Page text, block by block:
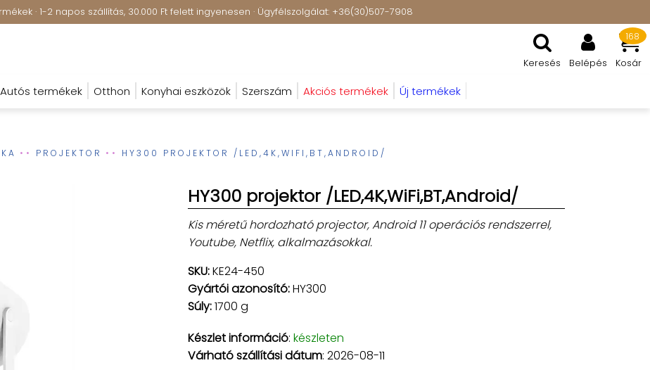
· 1-2 napos szállítás, 30.000 Ft felett ingyenesen · Ügyfélszolgálat: +36(30)507-7908
Keresés Belépés Kosár
168
Autós termékek Otthon Konyhai eszközök Szerszám Akciós termékek Új termékek
PROJEKTOR HY300 PROJEKTOR /LED,4K,WIFI,BT,ANDROID/
HY300 projektor /LED,4K,WiFi,BT,Android/
Kis méretű hordozható projector, Android 11 operációs rendszerrel,
Youtube, Netflix, alkalmazásokkal.
SKU:KE24-450
Gyártói azonosító:HY300
Súly:1700 g
Készlet információ: készleten
Várható szállítási dátum: 2026-08-11